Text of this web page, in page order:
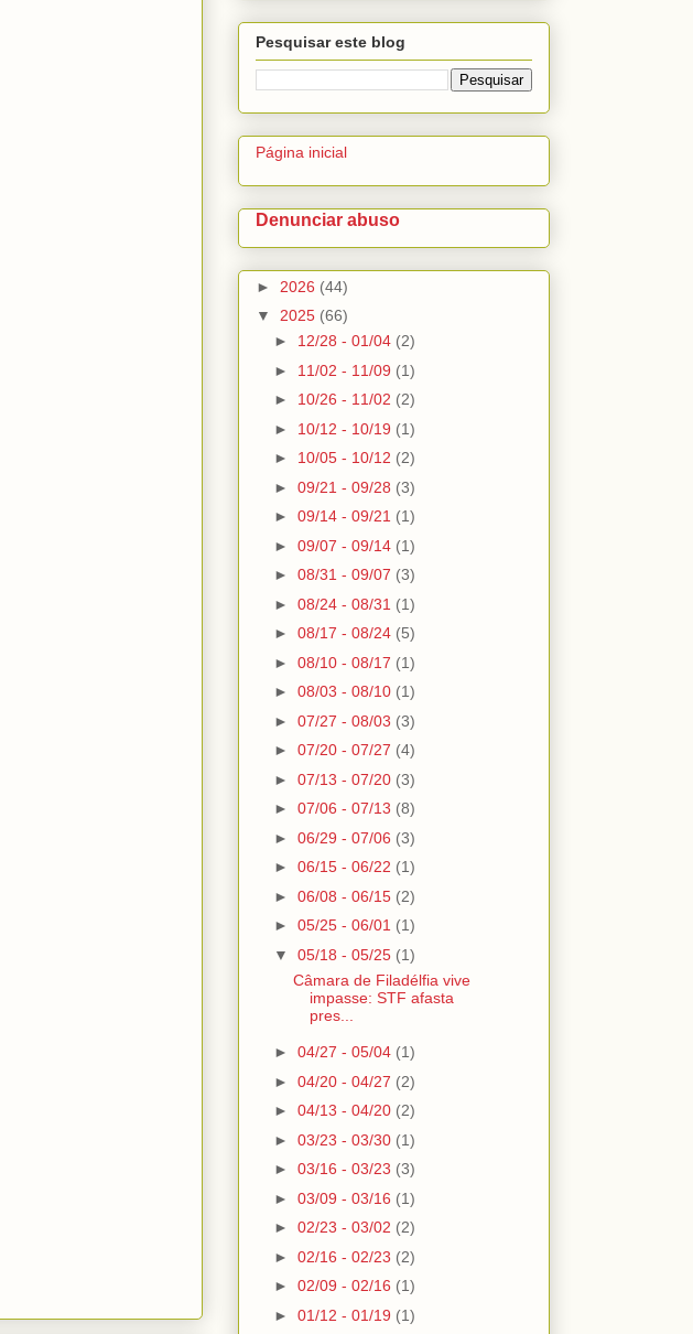
Pesquisar este blog
Página inicial
Denunciar abuso
► 2026 (44)
▼ 2025 (66)
► 12/28 - 01/04 (2)
► 11/02 - 11/09 (1)
► 10/26 - 11/02 (2)
► 10/12 - 10/19 (1)
► 10/05 - 10/12 (2)
►09/21 - 09/28 (3)
►09/14 - 09/21 (1)
►09/07 - 09/14 (1)
►08/31 - 09/07 (3)
►08/24 - 08/31 (1)
►08/17 - 08/24 (5)
►08/10 - 08/17 (1)
►08/03 - 08/10 (1)
►07/27 - 08/03 (3)
►07/20 - 07/27 (4)
►07/13 - 07/20 (3)
►07/06 - 07/13 (8)
►06/29 - 07/06 (3)
►06/15 - 06/22 (1)
►06/08 - 06/15 (2)
►05/25 - 06/01 (1)
▼05/18 - 05/25 (1)
Câmara de Filadélfia vive
impasse: STF afasta
pres...
►04/27 - 05/04 (1)
►04/20 - 04/27 (2)
►04/13 - 04/20 (2)
►03/23 - 03/30 (1)
►03/16 - 03/23 (3)
►03/09 - 03/16 (1)
►02/23 - 03/02 (2)
►02/16 - 02/23 (2)
►02/09 - 02/16 (1)
►01/12 - 01/19 (1)